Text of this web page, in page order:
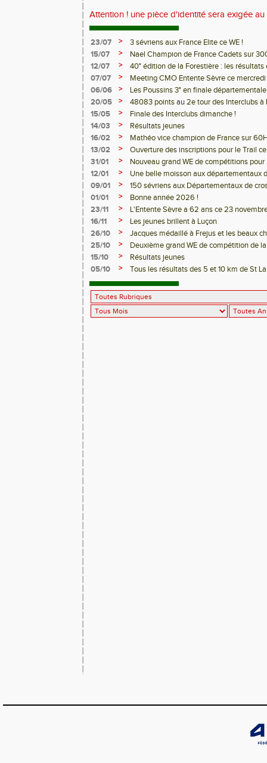
Attention ! une pièce d'identité sera exigée
23/07 >
3 sévriens aux France Elite ce WE !
15/07
>
Nael Champion de France Cadets sur
12/07
>
40° édition de la Forestière : les résultats
07/07
>
Meeting CMO Entente Sèvre ce
06/06
>
Les Poussins 3° en finale départementale
20/05
>
48083 points au 2e tour des Interclubs à
15/05
>
Finale des Interclubs dimanche !
14/03
>
Résultats jeunes
16/02
>
Mathéo vice champion de France sur
13/02
>
Ouverture des inscriptions pour le Trail
31/01
>
Nouveau grand WE de compétitions
12/01
>
Une belle moisson aux départementaux
09/01
>
150 sévriens aux Départementaux de
01/01
>
Bonne année 2026 !
23/11
>
L'Entente Sèvre a 62 ans ce 23
16/11
>
Les jeunes brillent à Luçon
26/10
>
Jacques médaillé à Frejus et les beaux
25/10
>
Deuxième grand WE de compétition de
15/10
>
Résultats jeunes
05/10
> Tous les résultats des 5 et 10 km de St